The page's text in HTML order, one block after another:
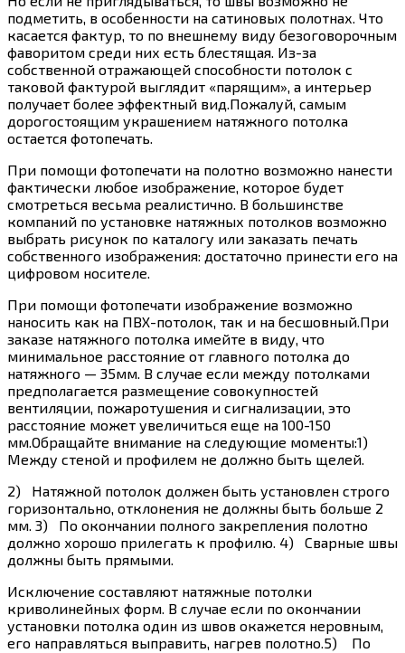
подметить, в особенности на сатиновых полотнах. Что
касается фактур, то по внешнему виду безоговорочным
фаворитом среди них есть блестящая. Из-за
собственной отражающей способности потолок с
таковой фактурой выглядит «парящим», а интерьер
получает более эффектный вид.Пожалуй, самым
дорогостоящим украшением натяжного потолка
остается фотопечать.
При помощи фотопечати на полотно возможно нанести
фактически любое изображение, которое будет
смотреться весьма реалистично. В большинстве
компаний по установке натяжных потолков возможно
выбрать рисунок по каталогу или заказать печать
собственного изображения: достаточно принести его на
цифровом носителе.
При помощи фотопечати изображение возможно
наносить как на ПВХ-потолок, так и на бесшовный.При
заказе натяжного потолка имейте в виду, что
минимальное расстояние от главного потолка до
натяжного — 35мм. В случае если между потолками
предполагается размещение совокупностей
вентиляции, пожаротушения и сигнализации, это
расстояние может увеличиться еще на 100-150
мм.Обращайте внимание на следующие моменты:1)
Между стеной и профилем не должно быть щелей.
2) Натяжной потолок должен быть установлен строго
горизонтально, отклонения не должны быть больше 2
мм. 3) По окончании полного закрепления полотно
должно хорошо прилегать к профилю. 4) Сварные швы
должны быть прямыми.
Исключение составляют натяжные потолки
криволинейных форм. В случае если по окончании
установки потолка один из швов окажется неровным,
его направляться выправить, нагрев полотно.5) По